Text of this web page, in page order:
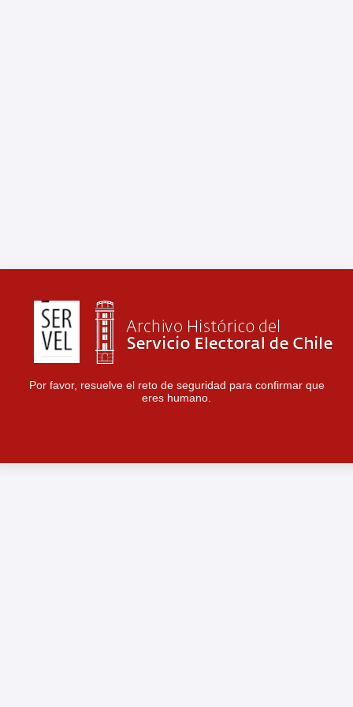
Por favor, resuelve el reto de seguridad para confirmar que
eres humano.